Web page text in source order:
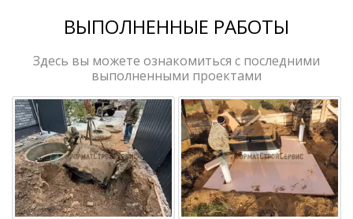
ВЫПОЛНЕННЫЕ РАБОТЫ
Здесь вы можете ознакомиться с последними
выполненными проектами